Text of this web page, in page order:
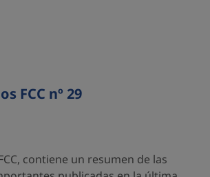
FCC nº 29
contiene un resumen de las